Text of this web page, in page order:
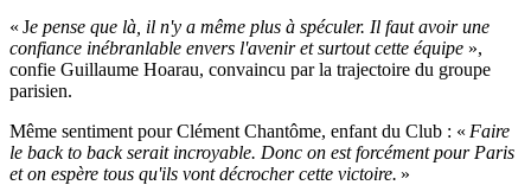
« Je pense que là, il n'y a même plus à spéculer. Il faut avoir une
confiance inébranlable envers l'avenir et surtout cette équipe »,
confie Guillaume Hoarau, convaincu par la trajectoire du groupe
parisien.
Même sentiment pour Clément Chantôme, enfant du Club : « Faire
le back to back serait incroyable. Donc on est forcément pour Paris
et on espère tous qu'ils vont décrocher cette victoire. »